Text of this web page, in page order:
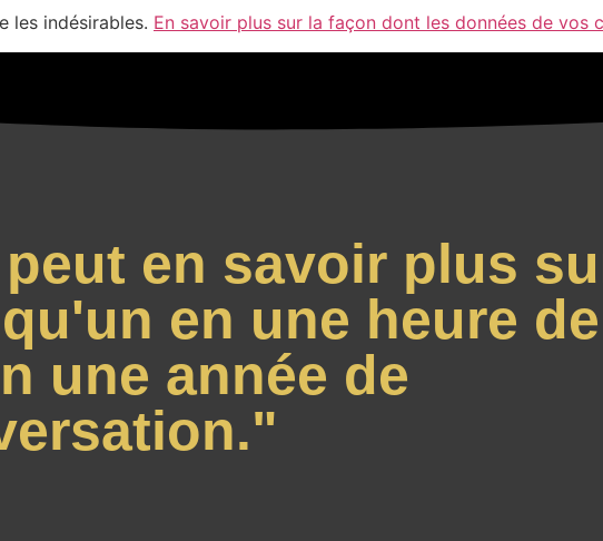
les indésirables. En savoir plus sur la façon dont les données de vos
en savoir plus
en une heure
une année de